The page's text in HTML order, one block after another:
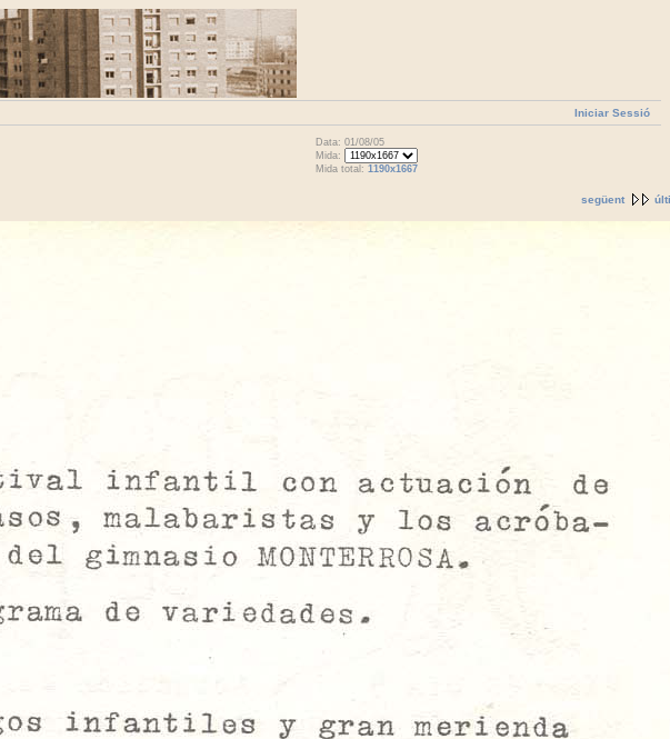
Iniciar Sessió
Data: 01/08/05
Mida:
Mida total: 1190x1667
següent